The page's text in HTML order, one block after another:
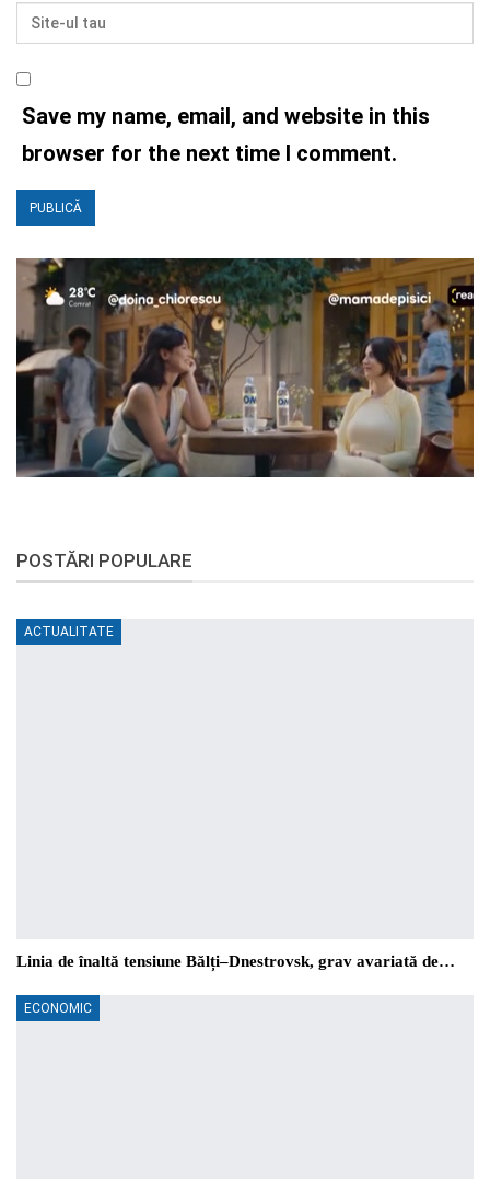
Save my name, email, and website in this
browser for the next time I comment.
POSTĂRI POPULARE
ACTUALITATE
Linia de înaltă tensiune Bălți–Dnestrovsk, grav avariată de…
ECONOMIC